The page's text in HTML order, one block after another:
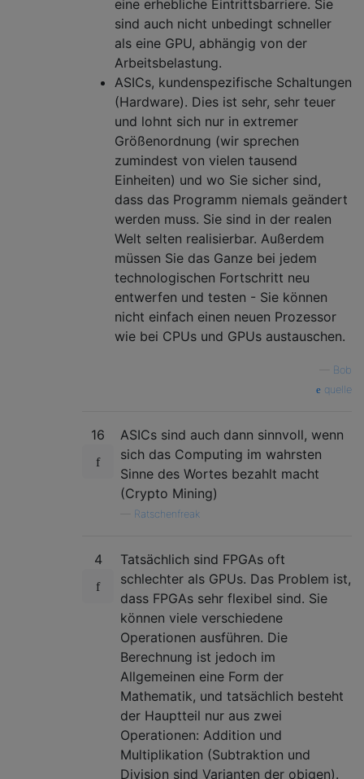
eine erhebliche Eintrittsbarriere. Sie
sind auch nicht unbedingt schneller
als eine GPU, abhängig von der
Arbeitsbelastung.
ASICs, kundenspezifische Schaltungen
(Hardware). Dies ist sehr, sehr teuer
und lohnt sich nur in extremer
Größenordnung (wir sprechen
zumindest von vielen tausend
Einheiten) und wo Sie sicher sind,
dass das Programm niemals geändert
werden muss. Sie sind in der realen
Welt selten realisierbar. Außerdem
müssen Sie das Ganze bei jedem
technologischen Fortschritt neu
entwerfen und testen - Sie können
nicht einfach einen neuen Prozessor
wie bei CPUs und GPUs austauschen.
Bob
quelle
16
ASICs sind auch dann sinnvoll, wenn
sich das Computing im wahrsten
Sinne des Wortes bezahlt macht
(Crypto Mining)
Ratschenfreak
4
Tatsächlich sind FPGAs oft
schlechter als GPUs. Das Problem ist,
dass FPGAs sehr flexibel sind. Sie
können viele verschiedene
Operationen ausführen. Die
Berechnung ist jedoch im
Allgemeinen eine Form der
Mathematik, und tatsächlich besteht
der Hauptteil nur aus zwei
Operationen: Addition und
Multiplikation (Subtraktion und
Division sind Varianten der obigen).